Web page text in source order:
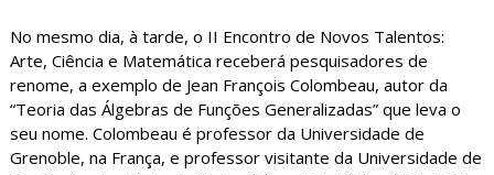
No mesmo dia, à tarde, o II Encontro de Novos Talentos:
Arte, Ciência e Matemática receberá pesquisadores de
renome, a exemplo de Jean François Colombeau, autor da
“Teoria das Álgebras de Funções Generalizadas” que leva o
seu nome. Colombeau é professor da Universidade de
Grenoble, na França, e professor visitante da Universidade de